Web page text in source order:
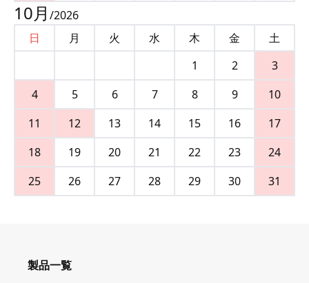
10月 /2026
日
月 火 水 木 金
土
1
2
3
4
5 6 7 8 9
10
11
12 13 14 15 16
17
18
19 20 21 22 23
24
25
26 27 28 29 30 31
製品一覧